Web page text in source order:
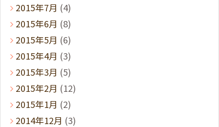
2015年7月 (4)
2015年6月 (8)
2015年5月 (6)
2015年4月 (3)
2015年3月 (5)
2015年2月 (12)
2015年1月 (2)
2014年12月 (3)